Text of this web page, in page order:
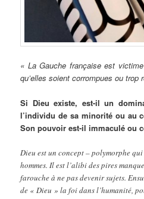
« La Gauche française est
qu’elles soient corrompues ou trop
Si Dieu existe, est-il un
l’individu de sa minorité ou au
Son pouvoir est-il immaculé ou
Dieu est un concept – polymorphe
hommes. Il est l’alibi des pires
farouche à ne pas devenir sujets.
de « Dieu » la foi dans l’humanité,